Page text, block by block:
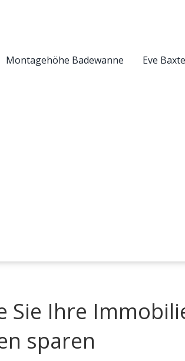
Montagehöhe Badewanne Eve
Sie Ihre
sparen